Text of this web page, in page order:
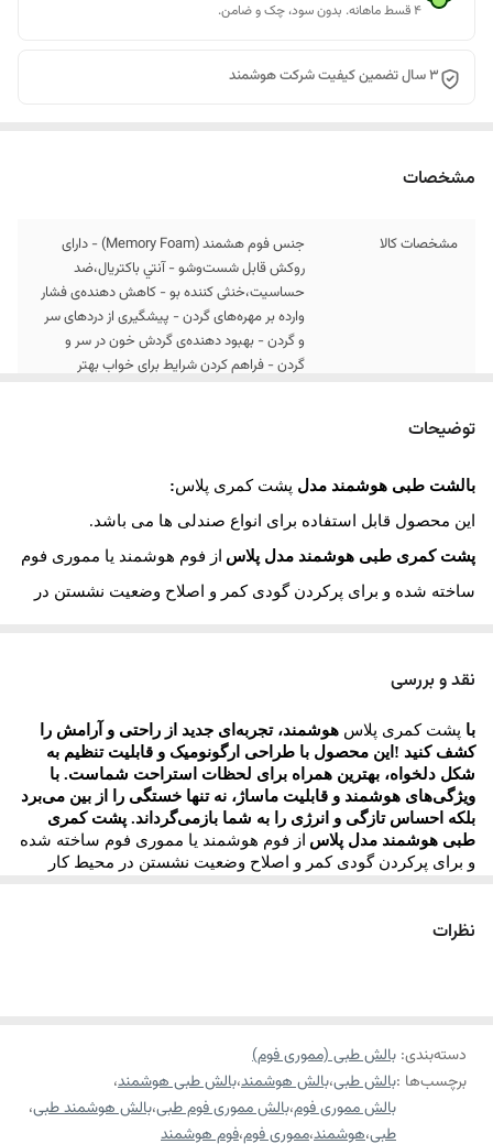
۴ قسط ماهانه. بدون سود، چک و ضامن.
3 سال تضمین کیفیت شرکت هوشمند
مشخصات
مشخصات کالا
جنس فوم هشمند (Memory Foam) - دارای
روکش قابل شست‌وشو - آنتي باكتريال،ضد
حساسیت،خنثی کننده بو - کاهش دهنده‌ی فشار
وارده بر مهره‌های گردن - پیشگیری از دردهای سر
و گردن - بهبود دهنده‌ی گردش خون در سر و
گردن - فراهم کردن شرایط برای خواب بهتر
ارسال کالا
توضیحات
بالشت طبی هوشمند مدل پشت کمری پلاس:
این محصول قابل استفاده برای انواع صندلی ها می باشد.
پشت کمری طبی هوشمند مدل پلاس از فوم هوشمند یا مموری فوم
ساخته شده و برای پرکردن گودی کمر و اصلاح وضعیت نشستن در
شود. ازطرفی شخصی که در حال کارکردن است، توجه کمتری به
وضعیت نشستن خود می‌کند و ممکن است ناخودآگاه مدت زیادی در
وضعیت ناصحیح قرار بگیرد. پشت کمری پلاس هوشمند با طراحی
منحصر بفرد و ارگونومیک حالت خود را با شکل بدن تغییر می‌دهد و
ستون فقرات را در یک راستا حفظ می‌کند. این پشت صندلی از فوم
روی فوم هوشمند قرار می‌گیرد، شروع به تغییر حالت دادن می‌کند و
کمی تأخیر به حالت اولیه‌ی خود برمی‌گردد. همین امر باعث راحتی
فوق‌العاده محصولات ساخته‌شده از فوم هوشمند است.
یکی از مهم ترین فواید بالش های هوشمند (مموری فوم) را می‌توان
نقد و بررسی
با پشت کمری پلاس هوشمند، تجربه‌ای جدید از راحتی و آرامش را
کشف کنید ! این محصول با طراحی ارگونومیک و قابلیت تنظیم به
شکل دلخواه، بهترین همراه برای لحظات استراحت شماست. با
ویژگی‌های هوشمند و قابلیت ماساژ، نه تنها خستگی را از بین می‌برد
بلکه احساس تازگی و انرژی را به شما بازمی‌گرداند. پشت کمری
طبی هوشمند مدل پلاس از فوم هوشمند یا مموری فوم ساخته شده
و برای پرکردن گودی کمر و اصلاح وضعیت نشستن در محیط کار
در یک راستا حفظ می‌کند و قابل استفاده برای انواع صندلی ها می
سلیقه ها
دارای روکش قابل شست‌وشو
روکش بالش پارچه ای جنس مخمل / رنگ مشکی یا ذغالی
نظرات
دسته‌بندی: بالش طبی (مموری فوم)
برچسب‌ها :بالش طبی،بالش هوشمند،بالش طبی هوشمند،
بالش مموری فوم،بالش مموری فوم طبی،بالش هوشمند طبی،
طبی،هوشمند،مموری فوم،فوم هوشمند